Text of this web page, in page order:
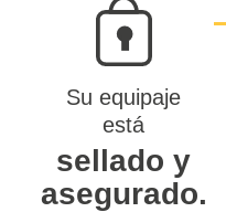
Su equipaje
está
sellado y
asegurado.